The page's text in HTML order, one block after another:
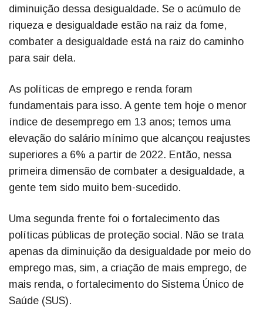
diminuição dessa desigualdade. Se o acúmulo de
riqueza e desigualdade estão na raiz da fome,
combater a desigualdade está na raiz do caminho
para sair dela.
As políticas de emprego e renda foram
fundamentais para isso. A gente tem hoje o menor
índice de desemprego em 13 anos; temos uma
elevação do salário mínimo que alcançou reajustes
superiores a 6% a partir de 2022. Então, nessa
primeira dimensão de combater a desigualdade, a
gente tem sido muito bem-sucedido.
Uma segunda frente foi o fortalecimento das
políticas públicas de proteção social. Não se trata
apenas da diminuição da desigualdade por meio do
emprego mas, sim, a criação de mais emprego, de
mais renda, o fortalecimento do Sistema Único de
Saúde (SUS).